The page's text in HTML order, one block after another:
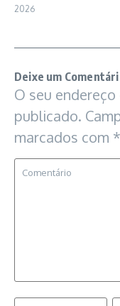
2026
Deixe um
O seu
publicado.
marcados com *